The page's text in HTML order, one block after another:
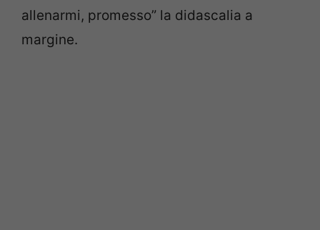
allenarmi, promesso” la didascalia a
margine.